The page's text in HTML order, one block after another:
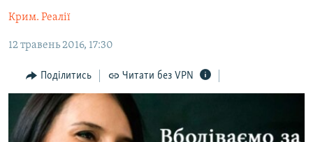
основної
навігації
Перейти
пошуку
БЛОГИ
ПОГЛЯД
ІНТЕРВ'Ю
ВСЕ ЗА ДЕНЬ
СПЕЦПРОЕКТИ
Крим. Реалії
12 травень 2016, 17:30
Поділитись Читати без VPN